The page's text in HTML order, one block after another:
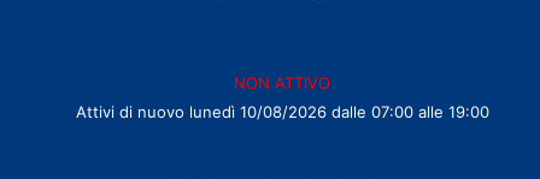
NON ATTIVO
Attivi di nuovo lunedì 10/08/2026 dalle 07:00 alle 19:00